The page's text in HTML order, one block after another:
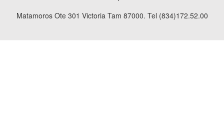
Matamoros Ote 301 Victoria Tam 87000. Tel (834)172.52.00